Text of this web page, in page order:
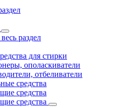
раздел
для стирки
ополаскиватели
отбеливатели
средства
средства
средства